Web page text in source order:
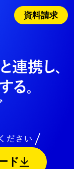
資料請求
ド